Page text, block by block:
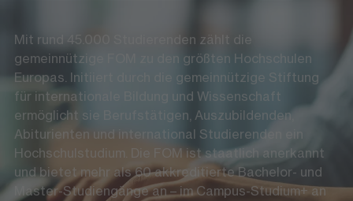
Mit rund 45.000 Studierenden zählt die
gemeinnützige FOM zu den größten Hochschulen
Europas. Initiiert durch die gemeinnützige Stiftung
für internationale Bildung und Wissenschaft
ermöglicht sie Berufstätigen, Auszubildenden,
Abiturienten und international Studierenden ein
Hochschulstudium. Die FOM ist staatlich anerkannt
und bietet mehr als 60 akkreditierte Bachelor- und
Master-Studiengänge an – im Campus-Studium+ an